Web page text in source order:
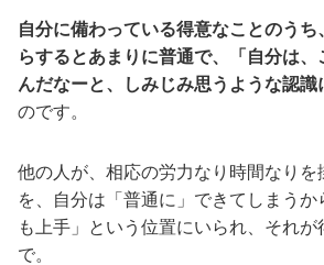
自分に備わっている得意なことのう
らするとあまりに普通で、「自分は
んだなーと、しみじみ思うような認識
のです。
他の人が、相応の労力なり時間なりを
を、自分は「普通に」できてしまうか
も上手」という位置にいられ、それ
で。